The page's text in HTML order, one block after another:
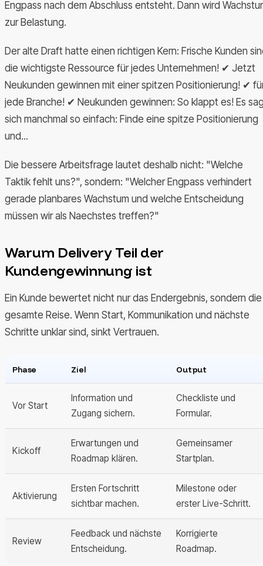
Engpass nach dem Abschluss entsteht. Dann wird
zur Belastung.
Der alte Draft hatte einen richtigen Kern: Frische Kunden
die wichtigste Ressource für jedes Unternehmen! ✔ Jetzt
Neukunden gewinnen mit einer spitzen Positionierung! ✔
jede Branche! ✔ Neukunden gewinnen: So klappt es! Es
sich manchmal so einfach: Finde eine spitze Positionierung
und...
Die bessere Arbeitsfrage lautet deshalb nicht: "Welche
Taktik fehlt uns?", sondern: "Welcher Engpass verhindert
gerade planbares Wachstum und welche Entscheidung
müssen wir als Naechstes treffen?"
Warum Delivery Teil der
Kundengewinnung ist
Ein Kunde bewertet nicht nur das Endergebnis, sondern die
gesamte Reise. Wenn Start, Kommunikation und nächste
Schritte unklar sind, sinkt Vertrauen.
Phase Ziel Output
Vor Start
Information und
Zugang sichern.
Checkliste und
Formular.
Kickoff
Erwartungen und
Roadmap klären.
Gemeinsamer
Startplan.
Aktivierung
Ersten Fortschritt
sichtbar machen.
Milestone oder
erster Live-Schritt.
Review
Feedback und nächste
Entscheidung.
Korrigierte
Roadmap.